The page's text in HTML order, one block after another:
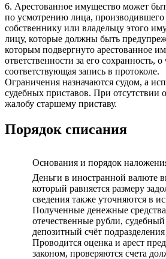
6. Арестованное имущество может
по усмотрению лица, производившего
собственнику или владельцу этого
лицу, которые должны быть
которым подвергнуто арестованное
ответственности за его сохранность, о
соответствующая запись в протоколе.
Ограничения назначаются судом, а
судебных приставов. При отсутствии
жалобу старшему приставу.
Порядок списания
Основания и порядок
Деньги в иностранной валюте
который равняется размеру
сведения также уточняются в
Полученные денежные
отечественные рубли,
депозитный счёт
Проводится оценка и арест
законом, проверяются счета